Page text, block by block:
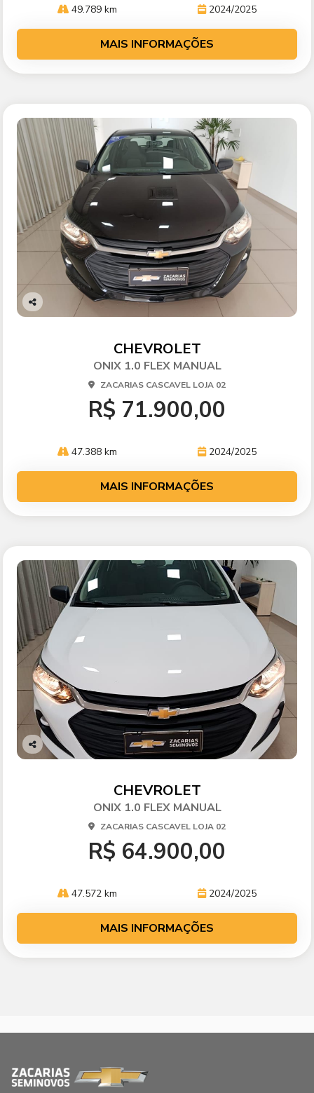
49.789 km 2024/2025
MAIS INFORMAÇÕES
Co
CHEVROLET
ONIX 1.0 FLEX MANUAL
ZACARIAS CASCAVEL LOJA 02
R$ 71.900,00
47.388 km 2024/2025
MAIS INFORMAÇÕES
Co
CHEVROLET
ONIX 1.0 FLEX MANUAL
ZACARIAS CASCAVEL LOJA 02
R$ 64.900,00
47.572 km 2024/2025
MAIS INFORMAÇÕES